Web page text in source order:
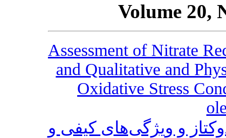
Volume 20,
Assessment of Nitrate
and Qualitative and
Oxidative Stress
و ویژگی‌های کیفی و